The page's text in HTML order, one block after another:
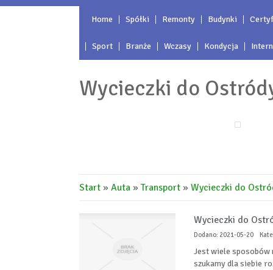
Home Spółki Remonty Budynki
Sport Branże Wczasy Kondycja
Wycieczki do
Start » Auta » Transport » Wycieczki do
Wycieczki do
Dodano: 2021-05-20
Jest wiele sposobów
szukamy dla siebie